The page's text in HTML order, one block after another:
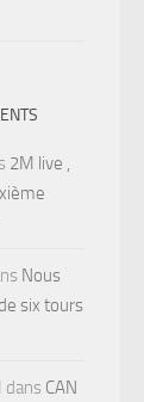
2M live ,
Nous
six tours
dans CAN